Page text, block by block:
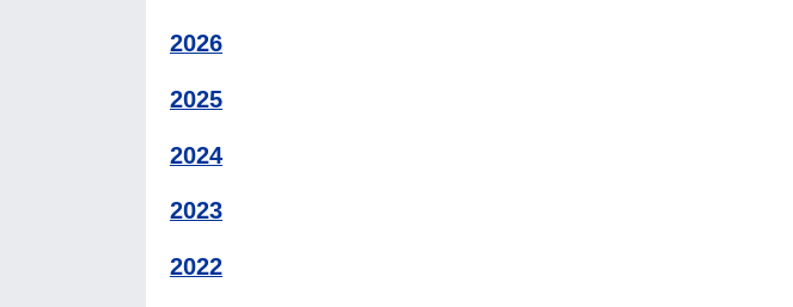
2026
2025
2024
2023
2022